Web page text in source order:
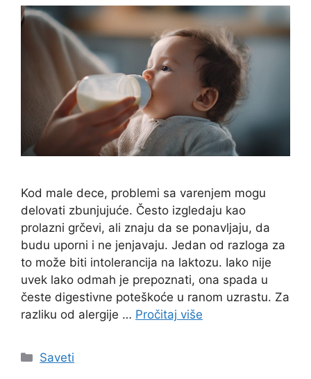
Kod male dece, problemi sa varenjem mogu
delovati zbunjujuće. Često izgledaju kao
prolazni grčevi, ali znaju da se ponavljaju, da
budu uporni i ne jenjavaju. Jedan od razloga za
to može biti intolerancija na laktozu. Iako nije
uvek lako odmah je prepoznati, ona spada u
česte digestivne poteškoće u ranom uzrastu. Za
razliku od alergije … Pročitaj više
Categories
Saveti